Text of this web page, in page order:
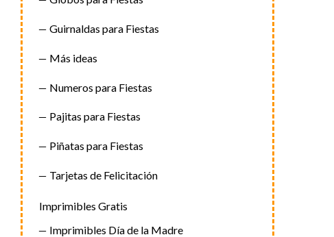
Guirnaldas para Fiestas
Más ideas
Numeros para Fiestas
Pajitas para Fiestas
Piñatas para Fiestas
Tarjetas de Felicitación
Imprimibles Gratis
Imprimibles Día de la Madre